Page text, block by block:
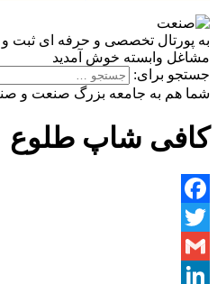
به پورتال تخصصی و حرفه ای ثبت و
مشاغل وابسته خوش آمدید
جستجو برای:
شما هم به جامعه بزرگ صنعت و
کافی شاپ طلوع
Facebook
Twitter
Gmail